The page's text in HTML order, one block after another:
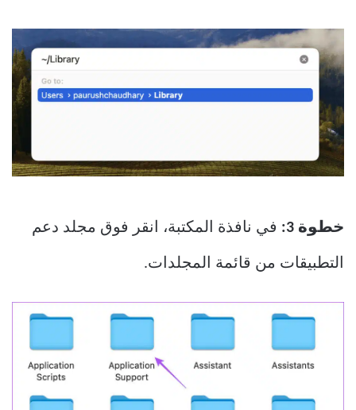
خطوة 3: في نافذة المكتبة، انقر فوق مجلد دعم
التطبيقات من قائمة المجلدات.